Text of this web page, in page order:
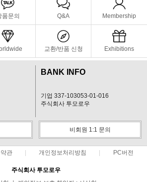
품문의 Q&A Membership
교환/반품 신청 Exhibitions
BANK INFO
기업 337-103053-01-016
주식회사 투모로우
비회원 1:1 문의
관 개인정보처리방침 PC버전
주식회사 투모로우